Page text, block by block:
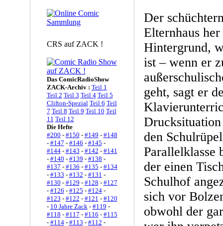
CRS auf ZACK !
Das ComicRadioShow
ZACK-Archiv : Teil 1
Teil 2 Teil 3 Teil 4 Teil 5
Clifton-Spezial Teil 6 Teil
7 Teil 8 Teil 9 Teil 10 Teil
11 Teil 12
Die Hefte
#200 - #150 - #149 - #148
- #147 - #146 - #145 -
#144- #143 - #142 - #141
- #140 - #139 - #138 -
#137 - #136 - #135 - #134
- #133 - #132 - #131 -
#130 - #129 - #128 - #127
- #126 - #125 - #124-
#123 - #122 - #121 - #120
- 10 Jahre Zack- #119 -
#118 - #117 - #116 - #115
- #114- #113 - #112 -
Der
Elternhaus
Hintergrund,
ist – wenn er
geht, sagt er
den
Parallelklasse
der einen
Schulhof
sich vor
obwohl der